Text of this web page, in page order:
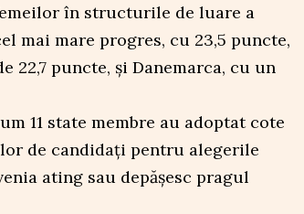
în structurile de luare a
mai mare progres, cu 23,5 puncte,
22,7 puncte, și Danemarca, cu un
11 state membre au adoptat cote
de candidați pentru alegerile
ating sau depășesc pragul